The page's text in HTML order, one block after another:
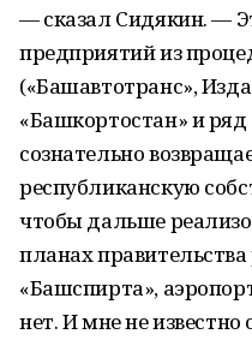
— сказал Сидякин. —
предприятий из
(«Башавтотранс»,
«Башкортостан» и
сознательно
республиканскую
чтобы дальше
планах
«Башспирта»,
нет. И мне не известно